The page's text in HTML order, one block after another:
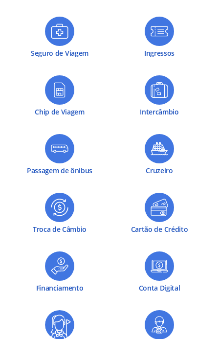
Seguro de Viagem Ingressos
Chip de Viagem Intercâmbio
Passagem de ônibus Cruzeiro
Troca de Câmbio Cartão de Crédito
Financiamento Conta Digital